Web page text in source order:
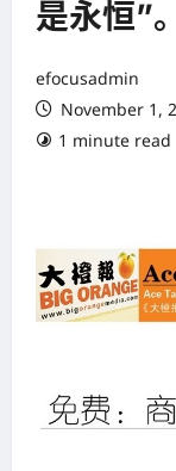
是永恒”。
efocusadmin
November 1,
1 minute read